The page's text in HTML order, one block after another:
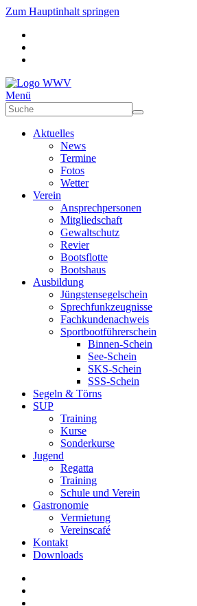
Zum Hauptinhalt springen
Menü
Aktuelles
News
Termine
Fotos
Wetter
Verein
Ansprechpersonen
Mitgliedschaft
Gewaltschutz
Revier
Bootsflotte
Bootshaus
Ausbildung
Jüngstensegelschein
Sprechfunkzeugnisse
Fachkundenachweis
Sportbootführerschein
Binnen-Schein
See-Schein
SKS-Schein
SSS-Schein
Segeln & Törns
SUP
Training
Kurse
Sonderkurse
Jugend
Regatta
Training
Schule und Verein
Gastronomie
Vermietung
Vereinscafé
Kontakt
Downloads